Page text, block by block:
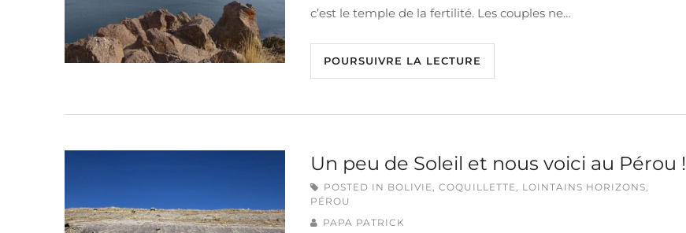
c’est le temple de la fertilité. Les couples ne…
POURSUIVRE LA LECTURE
Un peu de Soleil et nous voici au Pérou !
POSTED IN BOLIVIE, COQUILLETTE, LOINTAINS HORIZONS,
PÉROU
PAPA PATRICK